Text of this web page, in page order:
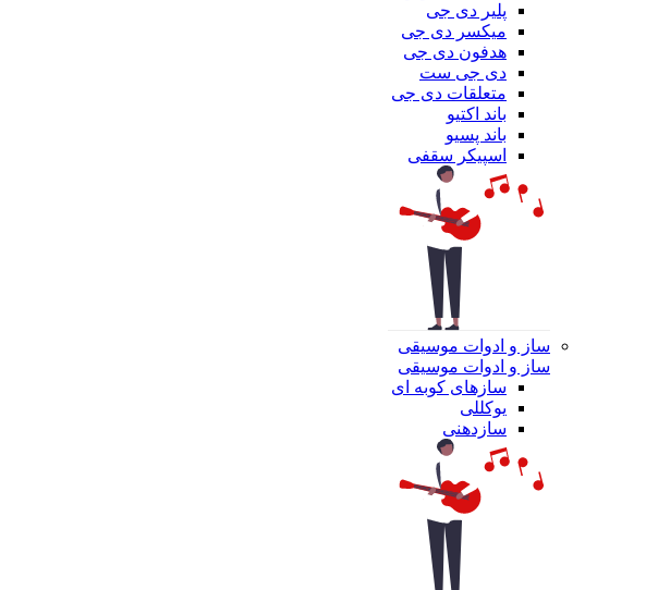
پلیر دی جی
میکسر دی جی
هدفون دی جی
دی جی ست
متعلقات دی جی
باند اکتیو
باند پسیو
اسپیکر سقفی
ساز و ادوات موسیقی
ساز و ادوات موسیقی
سازهای کوبه ای
یوکللی
سازدهنی